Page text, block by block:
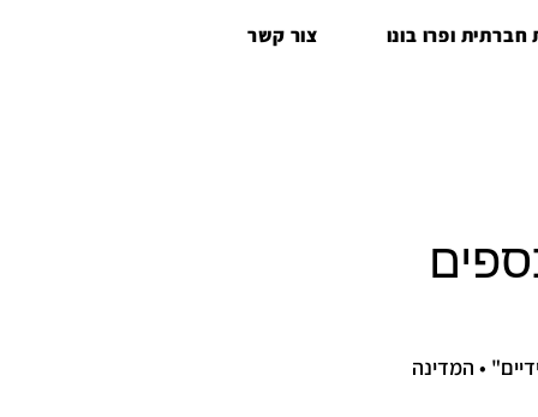
צור קשר חברתית ופרו בונו
"בחיבוק ידיים" • המדינה